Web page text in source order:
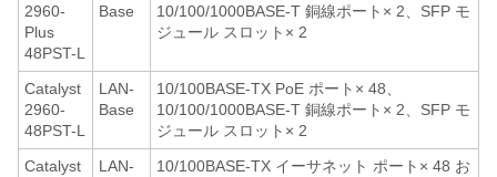
2960-
Plus
48PST-L
Base
10/100/1000BASE-T 銅線ポート× 2、SFP モ
ジュール スロット× 2
Catalyst
2960-
48PST-L
LAN-
Base
10/100BASE-TX PoE ポート× 48、
10/100/1000BASE-T 銅線ポート× 2、SFP モ
ジュール スロット× 2
Catalyst
LAN-
10/100BASE-TX イーサネット ポート× 48 お